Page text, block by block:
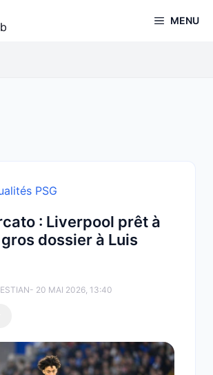
MENU
PSG
: Liverpool prêt à
dossier à Luis
- 20 MAI 2026, 13:40